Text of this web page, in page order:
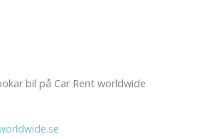
bil på Car Rent worldwide